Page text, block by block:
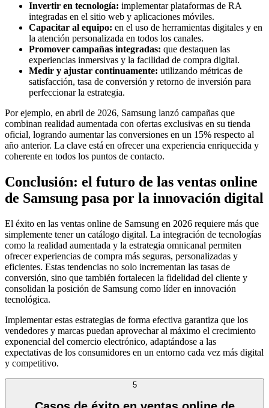
Invertir en tecnología: implementar plataformas de RA
integradas en el sitio web y aplicaciones móviles.
Capacitar al equipo: en el uso de herramientas digitales y en
la atención personalizada en todos los canales.
Promover campañas integradas: que destaquen las
experiencias inmersivas y la facilidad de compra digital.
Medir y ajustar continuamente: utilizando métricas de
satisfacción, tasa de conversión y retorno de inversión para
perfeccionar la estrategia.
Por ejemplo, en abril de 2026, Samsung lanzó campañas que
combinan realidad aumentada con ofertas exclusivas en su tienda
oficial, logrando aumentar las conversiones en un 15% respecto al
año anterior. La clave está en ofrecer una experiencia enriquecida y
coherente en todos los puntos de contacto.
Conclusión: el futuro de las ventas online
de Samsung pasa por la innovación digital
El éxito en las ventas online de Samsung en 2026 requiere más que
simplemente tener un catálogo digital. La integración de tecnologías
como la realidad aumentada y la estrategia omnicanal permiten
ofrecer experiencias de compra más seguras, personalizadas y
eficientes. Estas tendencias no solo incrementan las tasas de
conversión, sino que también fortalecen la fidelidad del cliente y
consolidan la posición de Samsung como líder en innovación
tecnológica.
Implementar estas estrategias de forma efectiva garantiza que los
vendedores y marcas puedan aprovechar al máximo el crecimiento
exponencial del comercio electrónico, adaptándose a las
expectativas de los consumidores en un entorno cada vez más digital
y competitivo.
5